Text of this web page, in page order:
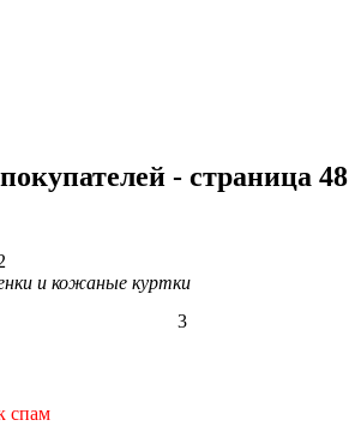
- страница 48
и кожаные куртки
3
спам